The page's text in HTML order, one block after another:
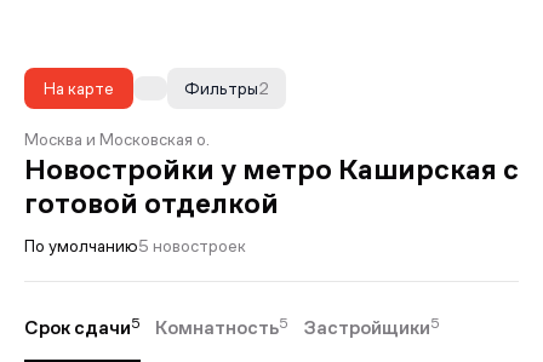
На карте 2
Фильтры
Москва и Московская о.
Новостройки у метро Каширская с
готовой отделкой
По умолчанию5 новостроек
Срок сдачи5 Комнатность5 Застройщики5